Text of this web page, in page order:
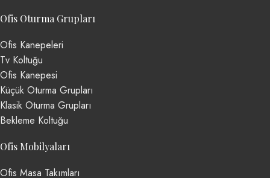
Ofis Oturma Grupları
Ofis Kanepeleri
Tv Koltuğu
Ofis Kanepesi
Küçük Oturma Grupları
Klasik Oturma Grupları
Bekleme Koltuğu
Ofis Mobilyaları
Ofis Masa Takımları